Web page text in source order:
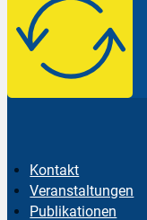
Kontakt
Veranstaltungen
Publikationen